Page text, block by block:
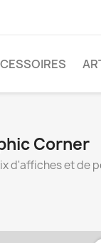
Corner
d'affiches et